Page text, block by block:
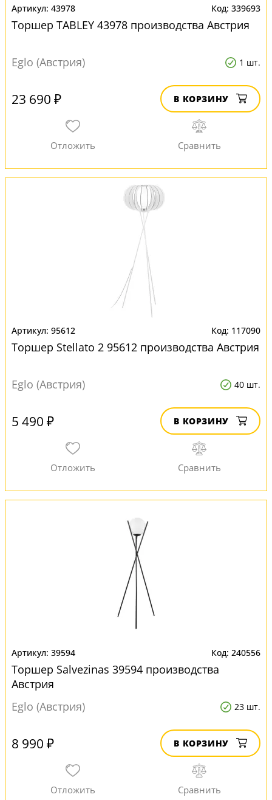
43978 339693
Торшер TABLEY 43978 производства Австрия
Eglo (Австрия) 1 шт.
23 690 ₽ В КОРЗИНУ
95612 117090
Торшер Stellato 2 95612 производства Австрия
Eglo (Австрия) 40 шт.
5 490 ₽ В КОРЗИНУ
39594 240556
Торшер Salvezinas 39594 производства
Австрия
Eglo (Австрия)
23 шт.
8 990 ₽ В КОРЗИНУ